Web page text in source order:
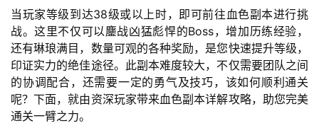
当玩家等级到达38级或以上时，即可前往血色副本进行挑
战。这里不仅可以鏖战凶猛彪悍的Boss，增加历练经验，
还有琳琅满目，数量可观的各种奖励，是您快速提升等级，
印证实力的绝佳途径。此副本难度较大，不仅需要团队之间
的协调配合，还需要一定的勇气及技巧，该如何顺利通关
呢？下面，就由资深玩家带来血色副本详解攻略，助您完美
通关一臂之力。